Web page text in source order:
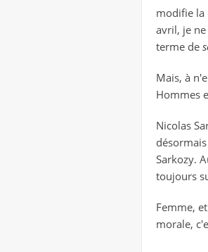
modifie la
avril, je
terme de
Mais, à
Hommes
Nicolas
Sarkozy.
toujours
Femme,
morale,